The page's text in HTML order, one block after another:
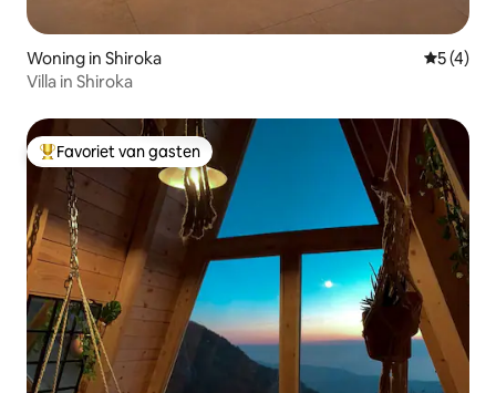
Woning in Shiroka
5 (4)
Villa in Shiroka
Topfavoriet van gasten
Favoriet van gasten